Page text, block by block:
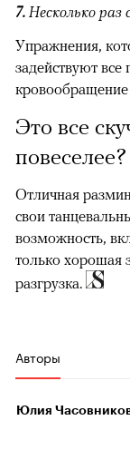
7. Несколько
Упражнения,
задействуют
кровообращение
Это все
повеселее?
Отличная
свои
возможность,
только хорошая
разгрузка.
Авторы
Юлия